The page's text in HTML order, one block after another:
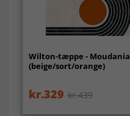
Wilton-tæppe - Moudania
(beige/sort/orange)
kr.329 kr.439